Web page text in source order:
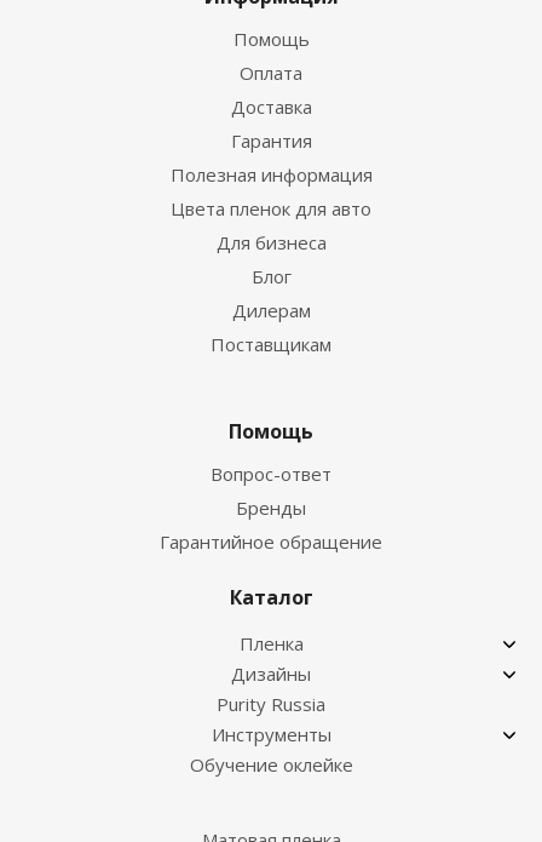
Помощь
Оплата
Доставка
Гарантия
Полезная информация
Цвета пленок для авто
Для бизнеса
Блог
Дилерам
Поставщикам
Помощь
Вопрос-ответ
Бренды
Гарантийное обращение
Каталог
Пленка
Дизайны
Purity Russia
Инструменты
Обучение оклейке